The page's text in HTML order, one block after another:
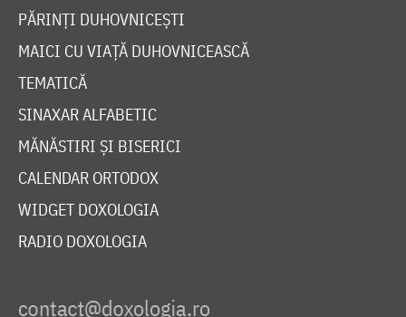
PĂRINȚI DUHOVNICEȘTI
MAICI CU VIAȚĂ DUHOVNICEASCĂ
TEMATICĂ
SINAXAR ALFABETIC
MĂNĂSTIRI ȘI BISERICI
CALENDAR ORTODOX
WIDGET DOXOLOGIA
RADIO DOXOLOGIA